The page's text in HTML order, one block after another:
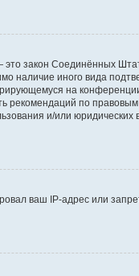
это закон Соединённых
наличие иного вида
на
рекомендаций по
и/или
ваш IP-адрес или